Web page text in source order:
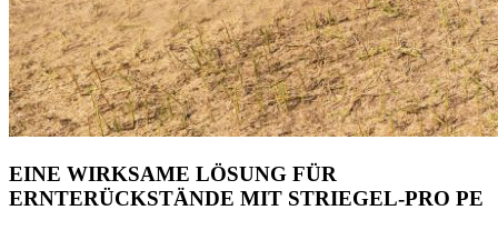
EINE WIRKSAME LÖSUNG FÜR
ERNTERÜCKSTÄNDE MIT STRIEGEL-PRO PE